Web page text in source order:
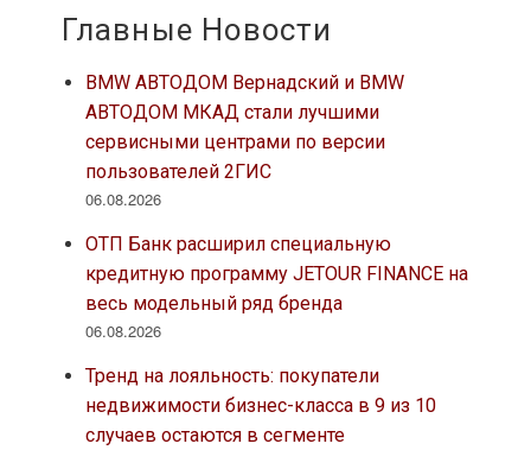
Главные Новости
BMW АВТОДОМ Вернадский и BMW
АВТОДОМ МКАД стали лучшими
сервисными центрами по версии
пользователей 2ГИС
06.08.2026
ОТП Банк расширил специальную
кредитную программу JETOUR FINANCE на
весь модельный ряд бренда
06.08.2026
Тренд на лояльность: покупатели
недвижимости бизнес-класса в 9 из 10
случаев остаются в сегменте